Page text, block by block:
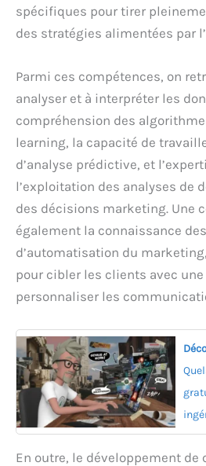
spécifiques pour tirer
des stratégies alimentées par
Parmi ces compétences, on
analyser et à interpréter les
compréhension des
learning, la capacité de
d’analyse prédictive, et
l’exploitation des analyses de
des décisions marketing. Une
également la connaissance
d’automatisation du
pour cibler les clients avec
personnaliser les
En outre, le développement de